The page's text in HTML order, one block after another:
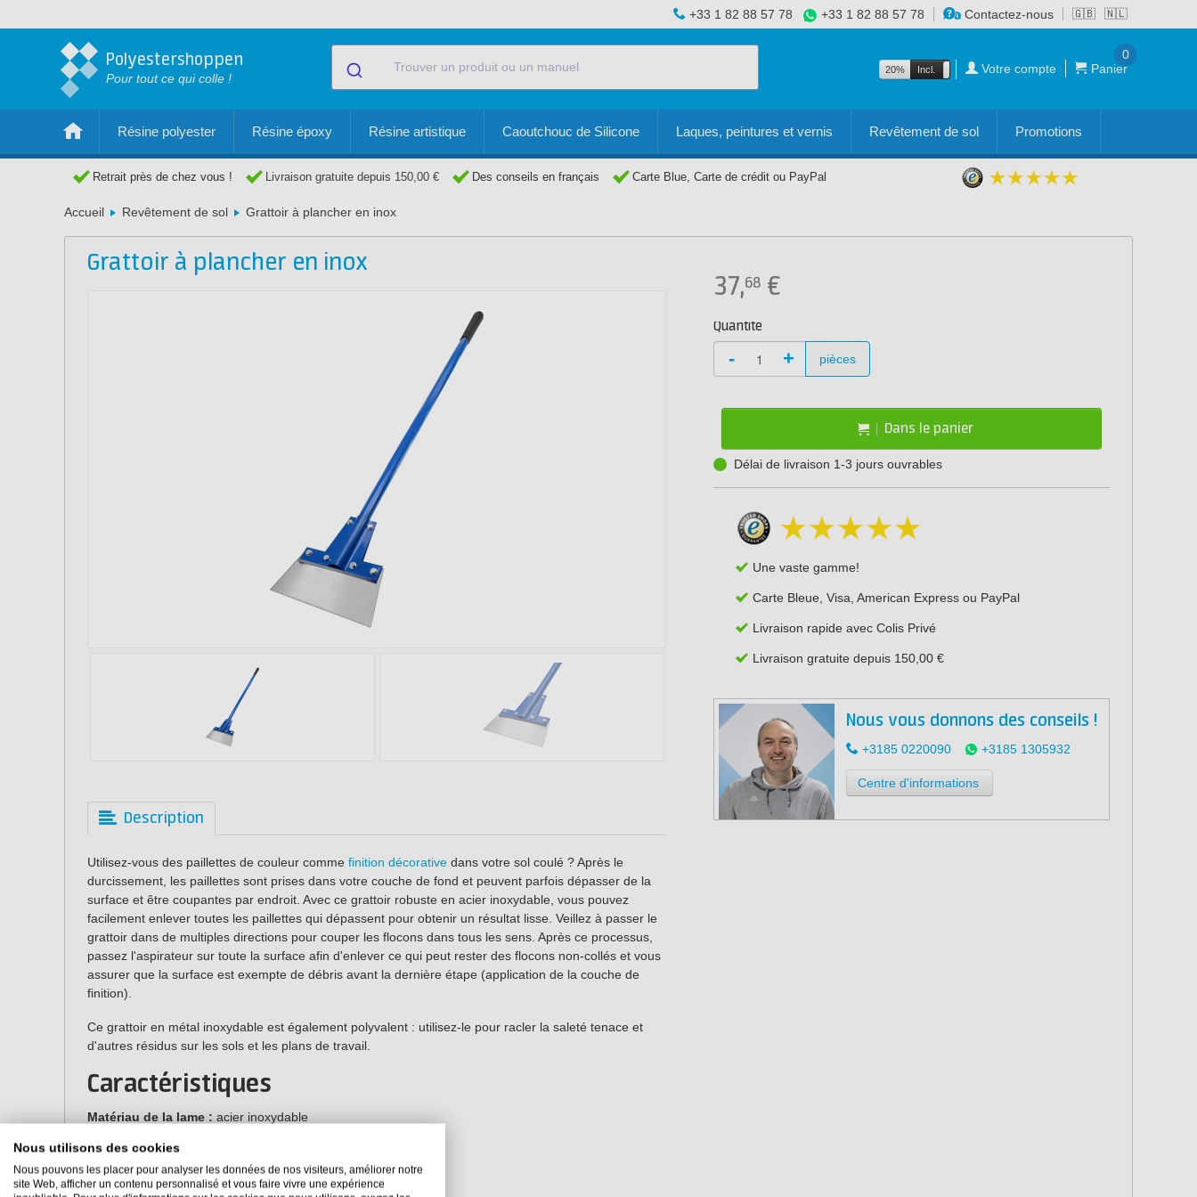
🇬🇧 🇳🇱
+33 1 82 88 57 78 +33 1 82 88 57 78 Contactez-nous
Polyestershoppen
Pour tout ce qui colle !
20% Incl. Excl. Votre compte Panier
0
Résine polyester Résine époxy Résine artistique Caoutchouc de Silicone Laques, peintures et vernis Revêtement de sol Promotions
Retrait près de chez vous ! Livraison gratuite depuis 150,00 € Des conseils en français Carte Blue, Carte de crédit ou PayPal
Accueil Revêtement de sol Grattoir à plancher en inox
Grattoir à plancher en inox
Description
Utilisez-vous des paillettes de couleur comme finition décorative dans votre sol coulé ? Après le
durcissement, les paillettes sont prises dans votre couche de fond et peuvent parfois dépasser de la
surface et être coupantes par endroit. Avec ce grattoir robuste en acier inoxydable, vous pouvez
facilement enlever toutes les paillettes qui dépassent pour obtenir un résultat lisse. Veillez à passer le
grattoir dans de multiples directions pour couper les flocons dans tous les sens. Après ce processus,
passez l'aspirateur sur toute la surface afin d'enlever ce qui peut rester des flocons non-collés et vous
assurer que la surface est exempte de débris avant la dernière étape (application de la couche de
finition).
Ce grattoir en métal inoxydable est également polyvalent : utilisez-le pour racler la saleté tenace et
d'autres résidus sur les sols et les plans de travail.
Caractéristiques
Matériau de la lame : acier inoxydable
Largeur de la lame :
Longueur du grattoir :1350 mm
37,68 €
Quantité
- + pièces
Dans le panier
Délai de livraison 1-3 jours ouvrables
Une vaste gamme!
Carte Bleue, Visa, American Express ou PayPal
Livraison rapide avec Colis Privé
Livraison gratuite depuis 150,00 €
Nous vous donnons des conseils !
+3185 0220090 +3185 1305932
Centre d'informations
Nous utilisons des cookies
Nous pouvons les placer pour analyser les données de nos visiteurs, améliorer notre
site Web, afficher un contenu personnalisé et vous faire vivre une expérience